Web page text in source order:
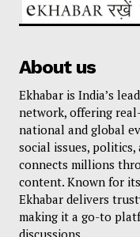
About us
Ekhabar is India’s
network, offering
national and global
social issues,
connects millions
content. Known for
Ekhabar delivers
making it a go-to